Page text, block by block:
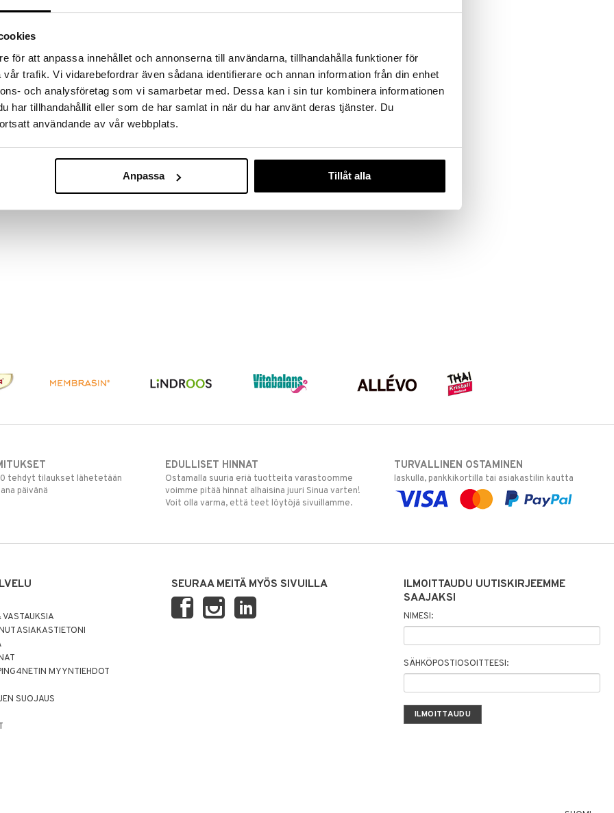
för att anpassa innehållet och annonserna till användarna, tillhandahålla funktioner för
trafik. Vi vidarebefordrar även sådana identifierare och annan information från din enhet
och analysföretag som vi samarbetar med. Dessa kan i sin tur kombinera informationen
har tillhandahållit eller som de har samlat in när du har använt deras tjänster. Du
användande av vår webbplats.
Anpassa Tillåt alla
joka koostuu patentoidusta kalsiumaskorbaatin
normaali ja siksi sitä voivat käyttää
toimintoja:
hyväkseen rautaa
vaativaa treenausta ennen ja sen jälkeen
hapettumisen aiheuttaman stressiltä.
muodostumiseen sekä normaaleihin toimintoihin
tehdyt tilaukset lähetetään
päivänä
EDULLISET HINNAT
Ostamalla suuria eriä tuotteita varastoomme
voimme pitää hinnat alhaisina juuri Sinua varten!
Voit olla varma, että teet löytöjä sivuillamme.
TURVALLINEN OSTAMINEN
laskulla, pankkikortilla tai asiakastilin kautta
ASIAKASTIETONI
MYYNTIEHDOT
SUOJAUS
SEURAA MEITÄ MYÖS SIVUILLA
ILMOITTAUDU UUTISKIRJEEMME
SAAJAKSI
NIMESI:
SÄHKÖPOSTIOSOITTEESI: